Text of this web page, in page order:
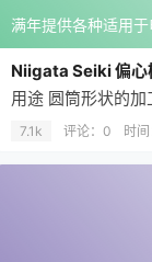
Niigata Seiki 偏
7.1k 评论：0 时间